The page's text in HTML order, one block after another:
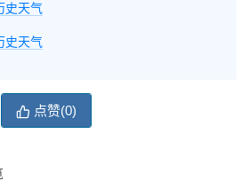
史天气
史天气
点赞(0)